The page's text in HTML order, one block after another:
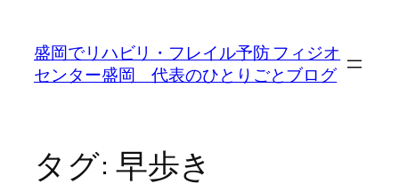
盛岡でリハビリ・フレイル予防 フィジオ
センター盛岡 代表のひとりごとブログ
タグ: 早歩き